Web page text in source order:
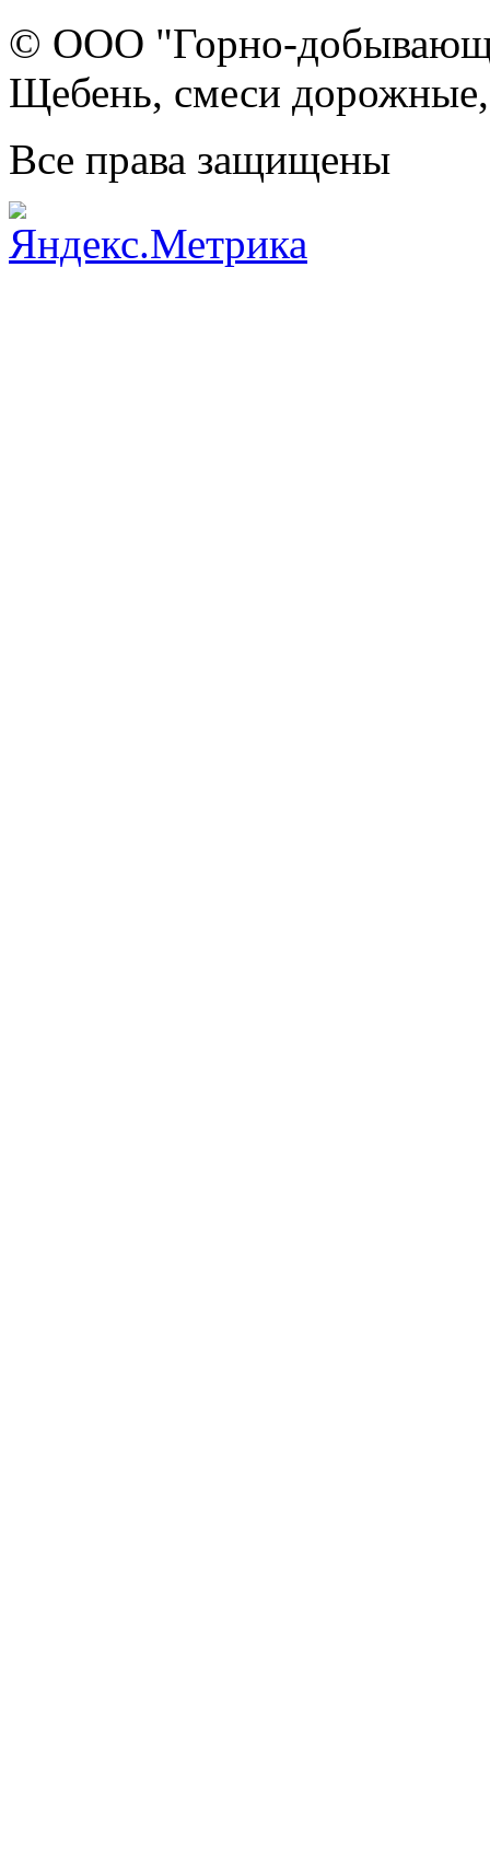
© ООО "Горно-
Щебень, смеси
Все права защищены